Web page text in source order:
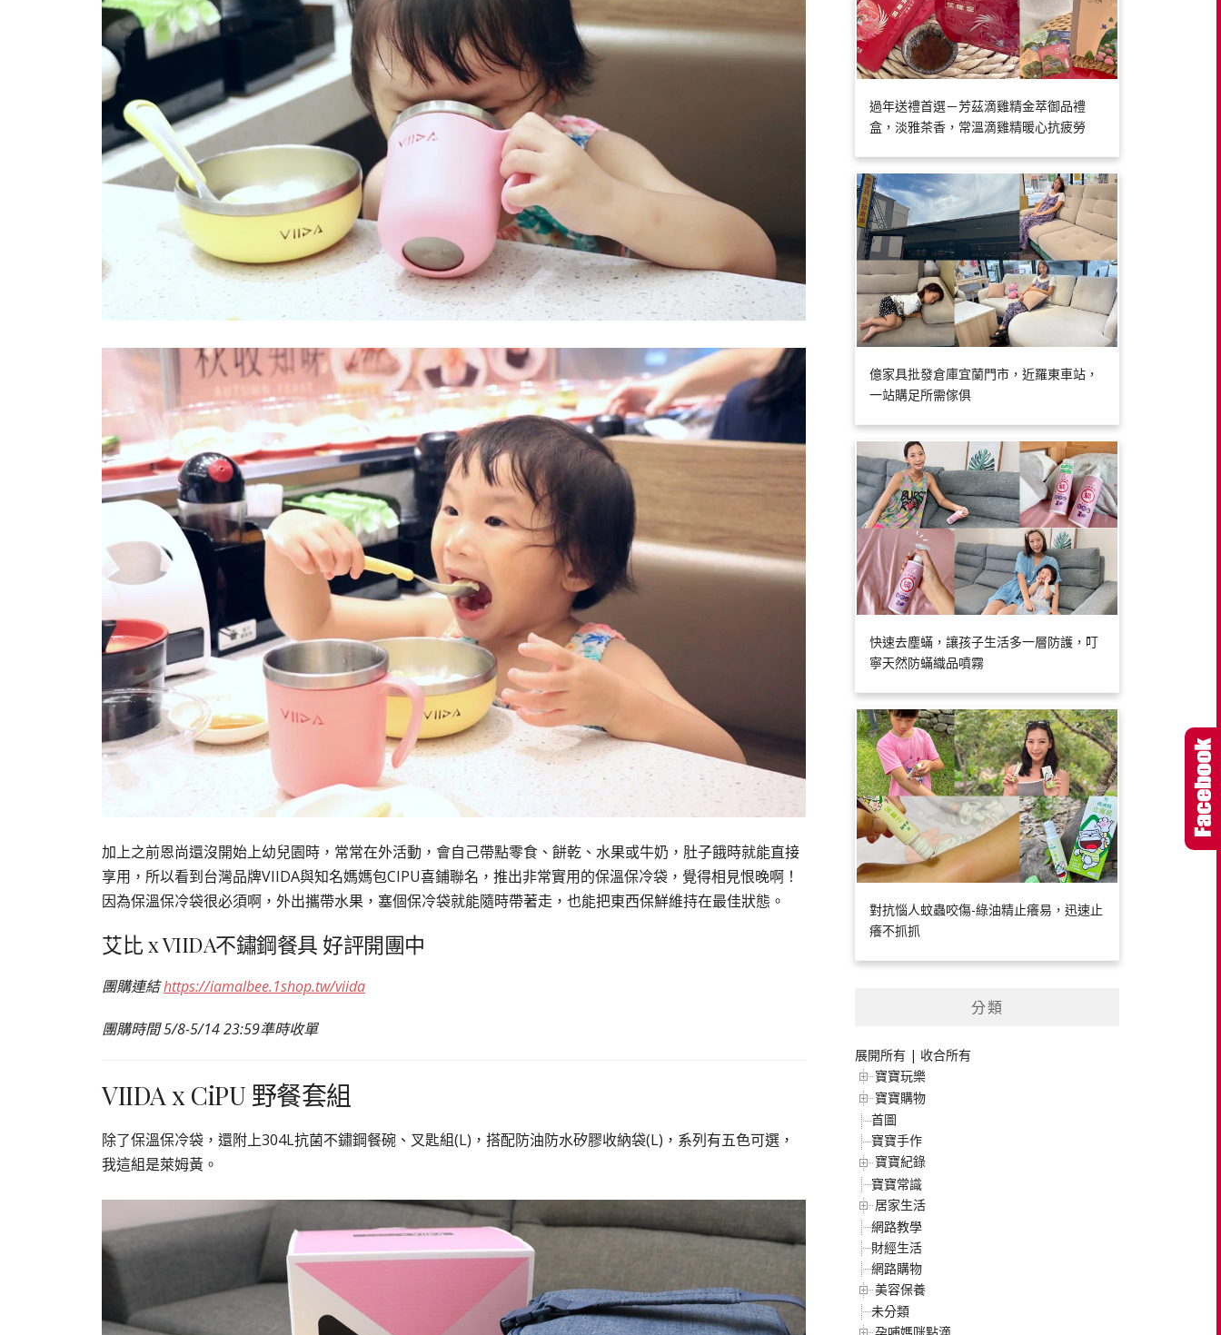
加上之前恩尚還沒開始上幼兒園時，常常在外活動，會自己帶點零食、餅乾、水果或牛奶，肚子餓時就能直接
享用，所以看到台灣品牌VIIDA與知名媽媽包CIPU喜鋪聯名，推出非常實用的保溫保冷袋，覺得相見恨晚啊！
因為保溫保冷袋很必須啊，外出攜帶水果，塞個保冷袋就能隨時帶著走，也能把東西保鮮維持在最佳狀態。
艾比 x VIIDA不鏽鋼餐具 好評開團中
團購連結https://iamalbee.1shop.tw/viida
團購時間 5/8-5/14 23:59準時收單
VIIDA x CiPU 野餐套組
除了保溫保冷袋，還附上304L抗菌不鏽鋼餐碗、叉匙組(L)，搭配防油防水矽膠收納袋(L)，系列有五色可選，
我這組是萊姆黃。
過年送禮首選－芳茲滴雞精金萃御品禮
盒，淡雅茶香，常溫滴雞精暖心抗疲勞
億家具批發倉庫宜蘭門市，近羅東車站，
一站購足所需傢俱
快速去塵蟎，讓孩子生活多一層防護，叮
寧天然防蟎織品噴霧
對抗惱人蚊蟲咬傷-綠油精止癢易，迅速止
癢不抓抓
分類
展開所有 | 收合所有
寶寶玩樂
寶寶購物
首圖
寶寶手作
寶寶紀錄
寶寶常識
居家生活
網路教學
財經生活
網路購物
美容保養
未分類